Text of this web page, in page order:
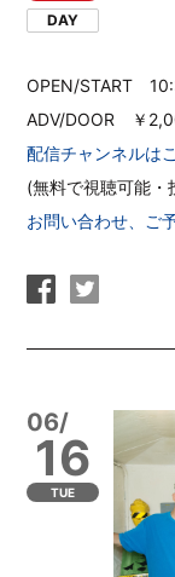
DAY
OPEN/START
ADV/DOOR ￥
配信チャンネルは
(無料で視聴可能・
お問い合わせ、ご
06/
16
TUE